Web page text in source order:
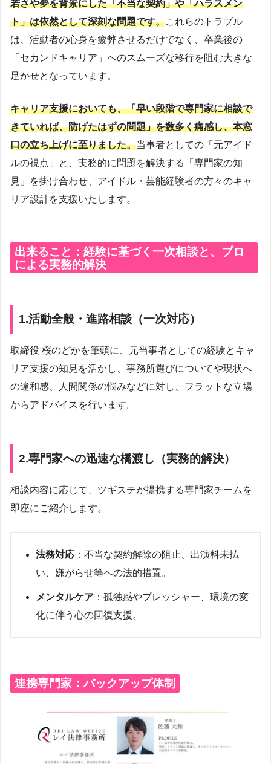
若さや夢を背景にした「不当な契約」や「ハラスメン
ト」は依然として深刻な問題です。これらのトラブル
は、活動者の心身を疲弊させるだけでなく、卒業後の
「セカンドキャリア」へのスムーズな移行を阻む大きな
足かせとなっています。
キャリア支援においても、「早い段階で専門家に相談で
きていれば、防げたはずの問題」を数多く痛感し、本窓
口の立ち上げに至りました。当事者としての「元アイド
ルの視点」と、実務的に問題を解決する「専門家の知
見」を掛け合わせ、アイドル・芸能経験者の方々のキャ
リア設計を支援いたします。
出来ること：経験に基づく一次相談と、プロ
による実務的解決
1.活動全般・進路相談（一次対応）
取締役 桜のどかを筆頭に、元当事者としての経験とキャ
リア支援の知見を活かし、事務所選びについてや現状へ
の違和感、人間関係の悩みなどに対し、フラットな立場
からアドバイスを行います。
2.専門家への迅速な橋渡し（実務的解決）
相談内容に応じて、ツギステが提携する専門家チームを
即座にご紹介します。
法務対応 ：不当な契約解除の阻止、出演料未払
い、嫌がらせ等への法的措置。
メンタルケア ：孤独感やプレッシャー、環境の変
化に伴う心の回復支援。
連携専門家：バックアップ体制